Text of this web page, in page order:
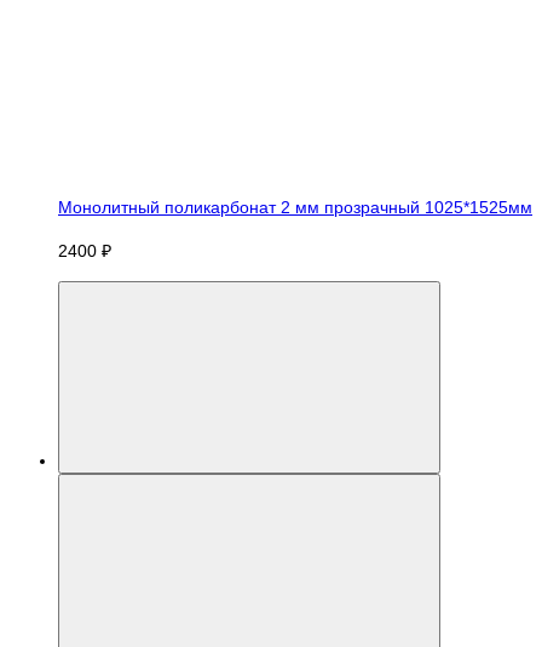
Монолитный поликарбонат 2 мм прозрачный 1025*1525мм
2400 ₽